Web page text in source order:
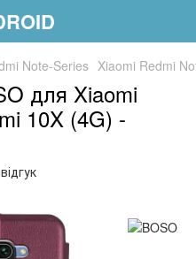
Note-Series Xiaomi Redmi
для Xiaomi
10X (4G) -